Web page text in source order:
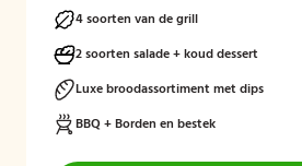
met een bezorgpakket: wij zorgen dat alles
4 soorten van de grill
2 soorten salade + koud dessert
Luxe broodassortiment met dips
BBQ + Borden en bestek